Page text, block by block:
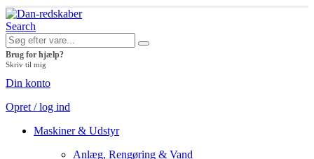
Search
Brug for hjælp?
Skriv til mig
Din konto
Opret / log ind
Maskiner & Udstyr
Anlæg, Rengøring & Vand